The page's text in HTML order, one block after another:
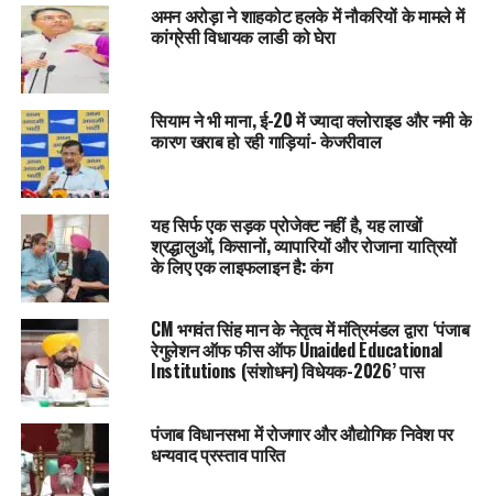
सरकार की खास पहल का मकसद यह है कि नशा छोड़ने वाले युवा
नशे में न फँसे, बल्कि अपने पैरों पर खड़े हों। इसी सोच के साथ लुधियाना के
जगरांव स्थित सरकारी पुनर्वास केंद्र में
प्रोग्रामशुरू किया गया है।
इस कार्यक्रम को जिला प्रशासन ने
डेयरी विकास विभाग
विभागके साथ मिलकर शुरू किया है।
अमन अरोड़ा ने शाहकोट हलके में नौकरियों के मामले में
कांग्रेसी विधायक लाडी को घेरा
सियाम ने भी माना, ई-20 में ज्यादा क्लोराइड और नमी के
कारण खराब हो रही गाड़ियां- केजरीवाल
यह सिर्फ एक सड़क प्रोजेक्ट नहीं है, यह लाखों
श्रद्धालुओं, किसानों, व्यापारियों और रोजाना यात्रियों
के लिए एक लाइफलाइन है: कंग
CM भगवंत सिंह मान के नेतृत्व में मंत्रिमंडल द्वारा ‘पंजाब
रेगुलेशन ऑफ फीस ऑफ Unaided Educational
Institutions (संशोधन) विधेयक-2026’ पास
पंजाब विधानसभा में रोजगार और औद्योगिक निवेश पर
धन्यवाद प्रस्ताव पारित